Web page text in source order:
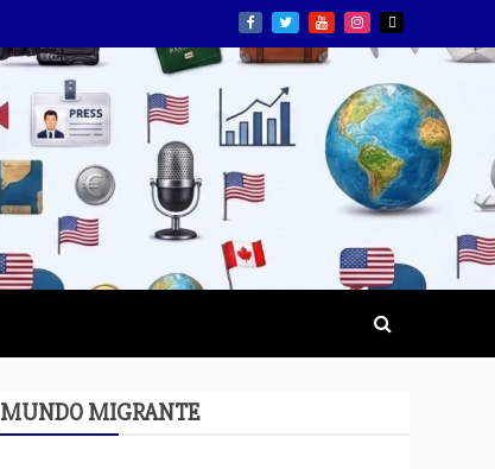
MUNDO MIGRANTE